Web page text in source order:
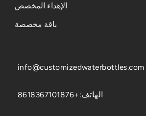
الإهداء المخصص
باقة مخصصة
info@customizedwaterbottles.com
الهاتف:+8618367101876